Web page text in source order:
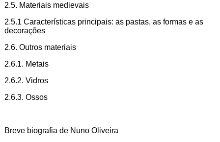
2.5. Materiais medievais
2.5.1 Características principais: as pastas, as formas e as
decorações
2.6. Outros materiais
2.6.1. Metais
2.6.2. Vidros
2.6.3. Ossos
Breve biografia de Nuno Oliveira